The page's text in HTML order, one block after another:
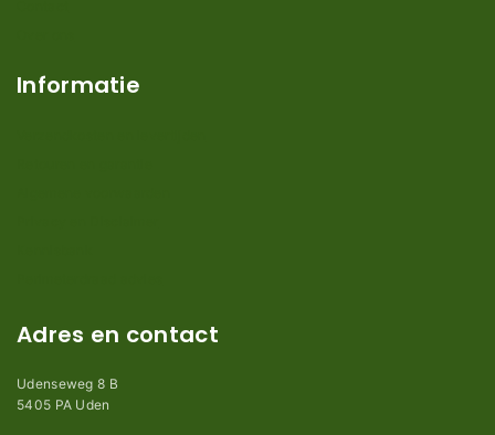
Informatie
Adres en contact
Udenseweg 8 B
5405 PA Uden